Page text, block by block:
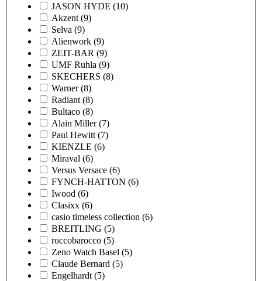
JASON HYDE (10)
Akzent (9)
Selva (9)
Alienwork (9)
ZEIT-BAR (9)
UMF Ruhla (9)
SKECHERS (8)
Warner (8)
Radiant (8)
Bultaco (8)
Alain Miller (7)
Paul Hewitt (7)
KIENZLE (6)
Miraval (6)
Versus Versace (6)
FYNCH-HATTON (6)
Iwood (6)
Clasixx (6)
casio timeless collection (6)
BREITLING (5)
roccobarocco (5)
Zeno Watch Basel (5)
Claude Bernard (5)
Engelhardt (5)